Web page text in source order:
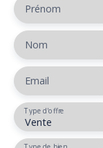
Prénom
Nom
Email
Vente
Type d'offre